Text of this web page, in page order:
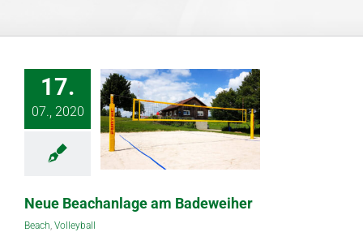
17.
07., 2020
Neue Beachanlage am Badeweiher
Beach, Volleyball